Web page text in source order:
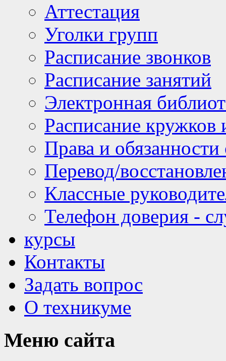
Аттестация
Уголки групп
Расписание звонков
Расписание занятий
Электронная
Расписание кружков
Права и
Перевод/
Классные
Телефон доверия -
курсы
Контакты
Задать вопрос
О техникуме
Меню сайта